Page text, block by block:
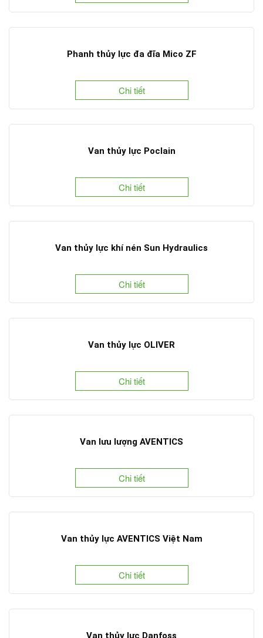
Phanh thủy lực đa đĩa Mico ZF
Chi tiết
Van thủy lực Poclain
Chi tiết
Van thủy lực khí nén Sun Hydraulics
Chi tiết
Van thủy lực OLIVER
Chi tiết
Van lưu lượng AVENTICS
Chi tiết
Van thủy lực AVENTICS Việt Nam
Chi tiết
Van thủy lực Danfoss